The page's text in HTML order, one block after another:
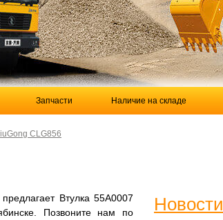
Запчасти Наличие на складе
CLG856
Втулка 55А0007
Позвоните нам по
Новости